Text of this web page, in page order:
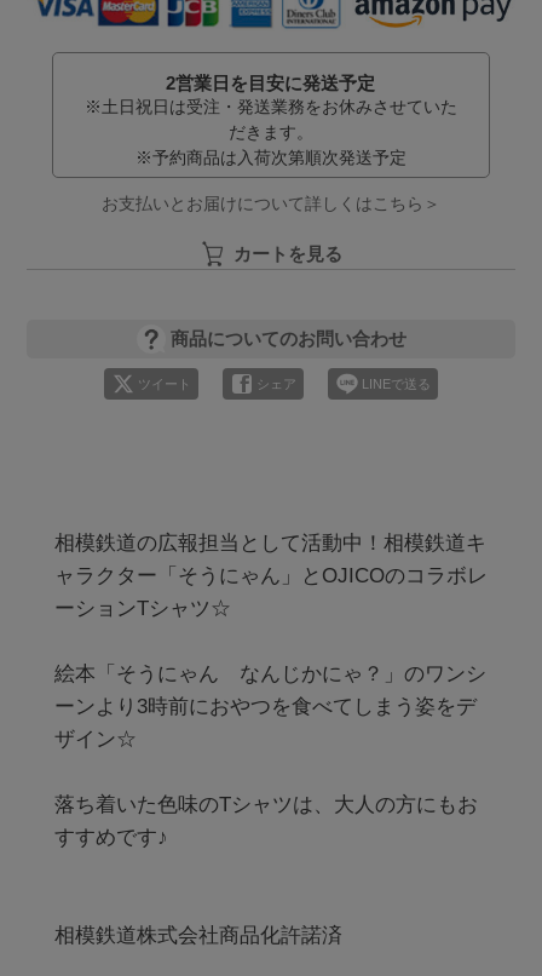
2営業日を目安に発送予定
※土日祝日は受注・発送業務をお休みさせていた
だきます。
※予約商品は入荷次第順次発送予定
お支払いとお届けについて詳しくはこちら＞
カートを見る
商品についてのお問い合わせ
ツイート シェア LINEで送る
相模鉄道の広報担当として活動中！相模鉄道キ
ャラクター「そうにゃん」とOJICOのコラボレ
ーションTシャツ☆
絵本「そうにゃん　なんじかにゃ？」のワンシ
ーンより3時前におやつを食べてしまう姿をデ
ザイン☆
落ち着いた色味のTシャツは、大人の方にもお
すすめです♪
相模鉄道株式会社商品化許諾済